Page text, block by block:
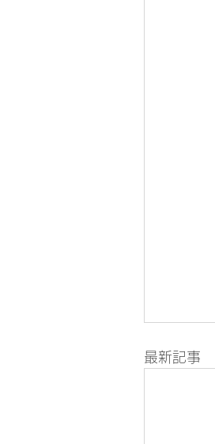
最新記事